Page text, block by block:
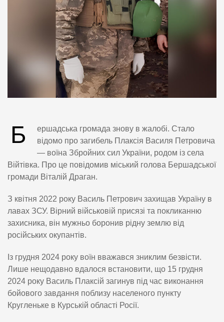
Б
ершадська громада знову в жалобі. Стало
відомо про загибель Плаксія Василя Петровича
— воїна Збройних сил України, родом із села
Війтівка. Про це повідомив міський голова Бершадської
громади Віталій Драган.
З квітня 2022 року Василь Петрович захищав Україну в
лавах ЗСУ. Вірний військовій присязі та покликанню
захисника, він мужньо боронив рідну землю від
російських окупантів.
Із грудня 2024 року воїн вважався зниклим безвісти.
Лише нещодавно вдалося встановити, що 15 грудня
2024 року Василь Плаксій загинув під час виконання
бойового завдання поблизу населеного пункту
Кругленьке в Курській області Росії.